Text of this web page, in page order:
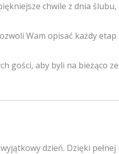
chwile z dnia
Wam opisać każdy
gości, aby byli na bieżąco
dzień. Dzięki